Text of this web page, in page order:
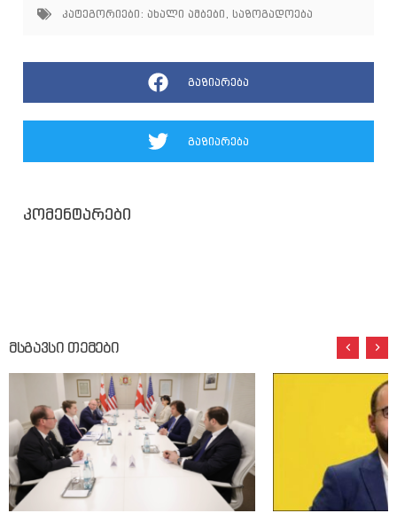
კატეგორიები: ახალი ამბები , საზოგადოება
გაზიარება
გაზიარება
კომენტარები
მსგავსი თემები